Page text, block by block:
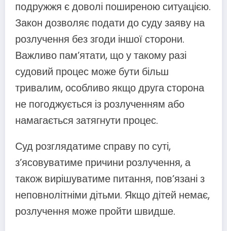
подружжя є доволі поширеною ситуацією.
Закон дозволяє подати до суду заяву на
розлучення без згоди іншої сторони.
Важливо пам’ятати, що у такому разі
судовий процес може бути більш
тривалим, особливо якщо друга сторона
не погоджується із розлученням або
намагається затягнути процес.
Суд розглядатиме справу по суті,
з’ясовуватиме причини розлучення, а
також вирішуватиме питання, пов’язані з
неповнолітніми дітьми. Якщо дітей немає,
розлучення може пройти швидше.